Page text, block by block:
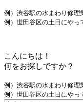
例）渋谷駅の水まわり修理
例）世田谷区の土日にやっ
こんにちは！
何をお探しですか？
例）渋谷駅の水まわり修理
例）世田谷区の土日にやっ